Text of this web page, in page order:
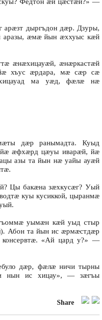
Федтон æй цæстæй?» —
арæзт дыргъдон дæр. Дзуры,
æмæ йын æххуыс кæй
æнæхицауæй, æнæркастæй
хъус æрдара, мæ сæр сæ
ма уæд, фæлæ нæ
дæр ранымадта. Куыд
æфхæрд цæуы иварæй, йæ
азы та йын нæ уайы ауæй
Цы бакæна зæхкусæг? Уый
куы кусиккой, цыранмæ
уымæн кæй уыд стыр
Абон та йын ис æрмæстдæр
«Ай цард у?» —
дæр, фæлæ ничи тырны
нын ис хицау», — зæгъы
Share